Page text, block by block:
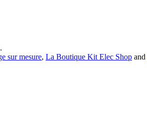
sur mesure, La Boutique Kit Elec Shop and